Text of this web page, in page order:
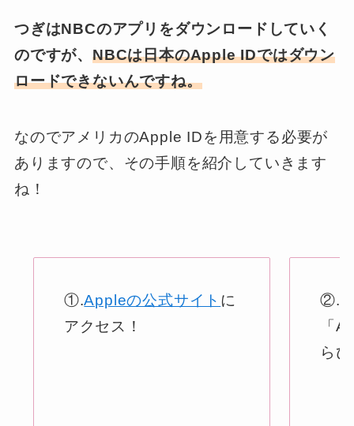
つぎはNBCのアプリをダウンロードしていく
のですが、 NBCは日本のApple IDではダウン
ロードできないんですね。
なのでアメリカのApple IDを用意する必要が
ありますので、その手順を紹介していきます
ね！
①.Appleの公式サイト に
アクセス！
②.メ
「
ら